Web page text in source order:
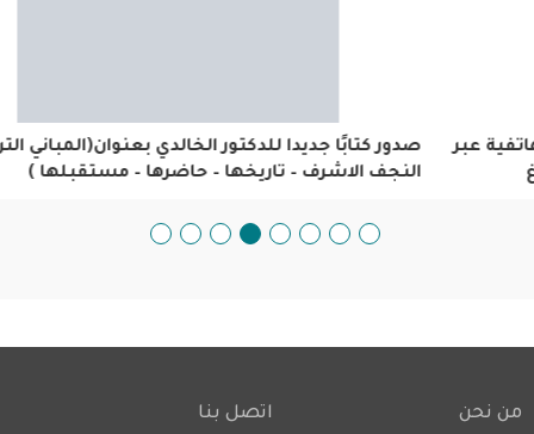
صدور كتابًا جديدا للدكتور الخالدي بعنوان(المباني التراثية في
النجف الاشرف – تاريخها – حاضرها – مستقبلها )
Footer
من نحن اتصل بنا